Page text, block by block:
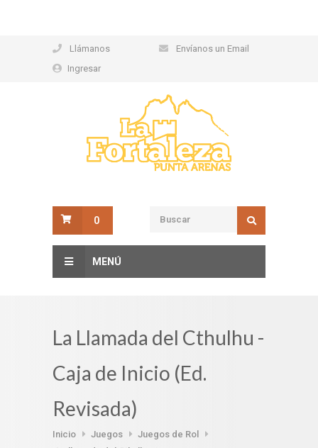
Llámanos
Envíanos un Email
Ingresar
0
MENÚ
La Llamada del Cthulhu -
Caja de Inicio (Ed.
Revisada)
Inicio Juegos
Juegos de Rol